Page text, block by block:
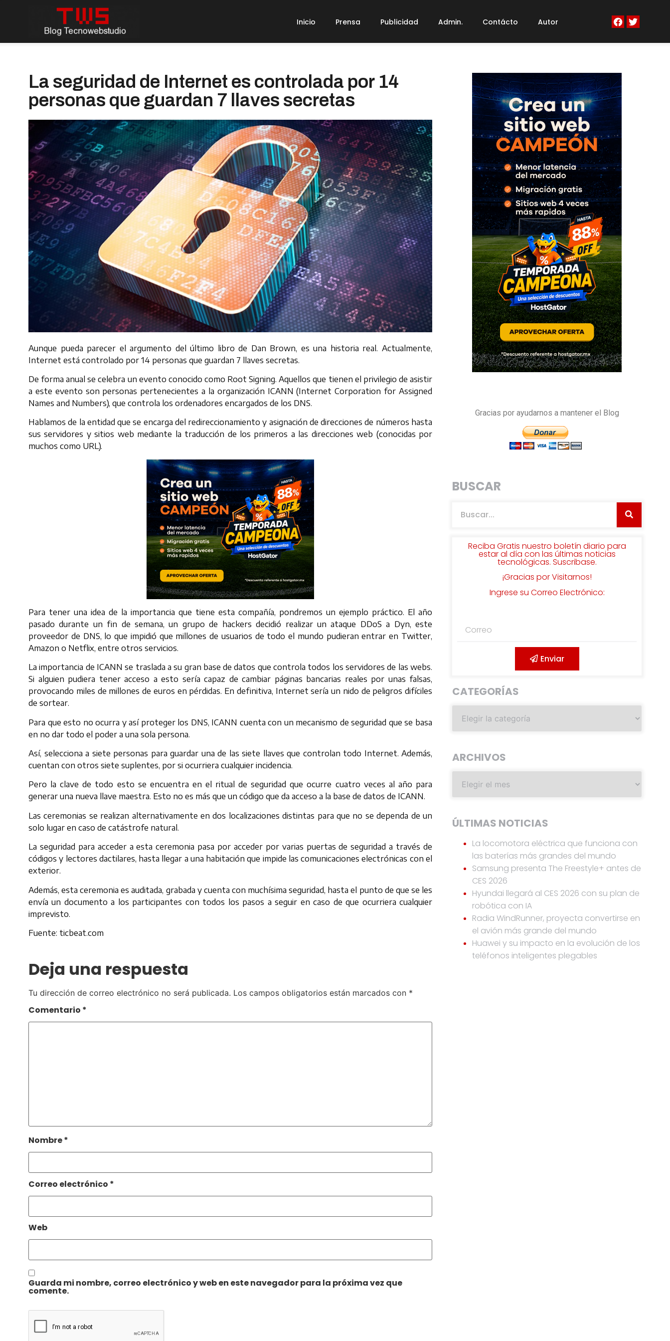
Inicio Prensa Publicidad Admin. Contácto Autor
La seguridad de Internet es controlada por 14
personas que guardan 7 llaves secretas
Aunque pueda parecer el argumento del último libro de Dan Brown, es una historia real. Actualmente,
Internet está controlado por 14 personas que guardan 7 llaves secretas.
De forma anual se celebra un evento conocido como Root Signing. Aquellos que tienen el privilegio de asistir
a este evento son personas pertenecientes a la organización ICANN (Internet Corporation for Assigned
Names and Numbers), que controla los ordenadores encargados de los DNS.
Hablamos de la entidad que se encarga del redireccionamiento y asignación de direcciones de números hasta
sus servidores y sitios web mediante la traducción de los primeros a las direcciones web (conocidas por
muchos como URL).
Para tener una idea de la importancia que tiene esta compañía, pondremos un ejemplo práctico. El año
pasado durante un fin de semana, un grupo de hackers decidió realizar un ataque DDoS a Dyn, este
proveedor de DNS, lo que impidió que millones de usuarios de todo el mundo pudieran entrar en Twitter,
Amazon o Netflix, entre otros servicios.
La importancia de ICANN se traslada a su gran base de datos que controla todos los servidores de las webs.
Si alguien pudiera tener acceso a esto sería capaz de cambiar páginas bancarias reales por unas falsas,
provocando miles de millones de euros en pérdidas. En definitiva, Internet sería un nido de peligros difíciles
de sortear.
Para que esto no ocurra y así proteger los DNS, ICANN cuenta con un mecanismo de seguridad que se basa
en no dar todo el poder a una sola persona.
Así, selecciona a siete personas para guardar una de las siete llaves que controlan todo Internet. Además,
cuentan con otros siete suplentes, por si ocurriera cualquier incidencia.
Pero la clave de todo esto se encuentra en el ritual de seguridad que ocurre cuatro veces al año para
generar una nueva llave maestra. Esto no es más que un código que da acceso a la base de datos de ICANN.
Las ceremonias se realizan alternativamente en dos localizaciones distintas para que no se dependa de un
solo lugar en caso de catástrofe natural.
La seguridad para acceder a esta ceremonia pasa por acceder por varias puertas de seguridad a través de
códigos y lectores dactilares, hasta llegar a una habitación que impide las comunicaciones electrónicas con el
exterior.
Además, esta ceremonia es auditada, grabada y cuenta con muchísima seguridad, hasta el punto de que se les
envía un documento a los participantes con todos los pasos a seguir en caso de que ocurriera cualquier
imprevisto.
Fuente: ticbeat.com
Deja una respuesta
Tu dirección de correo electrónico no será publicada. Los campos obligatorios están marcados con *
Comentario *
Nombre*
Correo electrónico *
Web
Guarda mi nombre, correo electrónico y web en este navegador para la próxima vez que
comente.
Gracias por ayudarnos a mantener el Blog
BUSCAR
Reciba Gratis nuestro boletín diario para
estar al día con las últimas noticias
tecnológicas. Suscribase.
¡Gracias por Visitarnos!
Ingrese su Correo Electrónico:
Enviar
CATEGORÍAS
ARCHIVOS
ÚLTIMAS NOTICIAS
La locomotora eléctrica que funciona con
las baterías más grandes del mundo
Samsung presenta The Freestyle+ antes de
CES 2026
Hyundai llegará al CES 2026 con su plan de
robótica con IA
Radia WindRunner, proyecta convertirse en
el avión más grande del mundo
Huawei y su impacto en la evolución de los
teléfonos inteligentes plegables